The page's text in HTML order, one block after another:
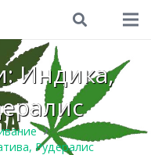
Индика,
Рудералис